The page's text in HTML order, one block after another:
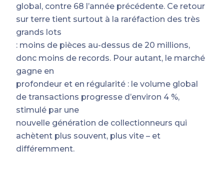
global, contre 68 l’année précédente. Ce retour
sur terre tient surtout à la raréfaction des très
grands lots
: moins de pièces au-dessus de 20 millions,
donc moins de records. Pour autant, le marché
gagne en
profondeur et en régularité : le volume global
de transactions progresse d’environ 4 %,
stimulé par une
nouvelle génération de collectionneurs qui
achètent plus souvent, plus vite – et
différemment.